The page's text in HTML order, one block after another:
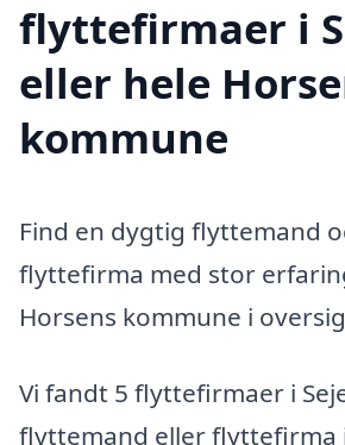
flyttefirmaer i
eller hele
kommune
Find en dygtig flyttemand
flyttefirma med stor
Horsens kommune i
Vi fandt 5 flyttefirmaer i
flyttemand eller flyttefirma